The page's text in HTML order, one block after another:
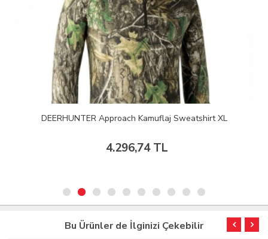
DEERHUNTER Approach Kamuflaj Sweatshirt XL
4.296,74 TL
Bu Ürünler de İlginizi Çekebilir